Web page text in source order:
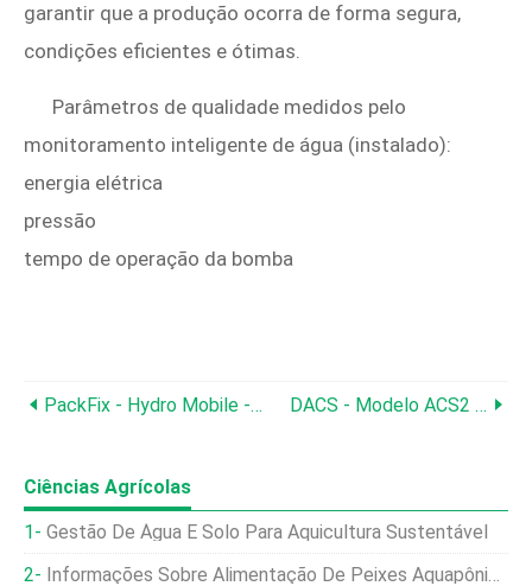
garantir que a produção ocorra de forma segura,
condições eficientes e ótimas.
Parâmetros de qualidade medidos pelo
monitoramento inteligente de água (instalado):
energia elétrica
pressão
tempo de operação da bomba
PackFix - Hydro Mobile - Saco De Lenha DACS - Modelo ACS2 - Controlador De Clima Flexível
Ciências Agrícolas
Gestão De Água E Solo Para Aquicultura Sustentável
Informações Sobre Alimentação De Peixes Aquapônicos Para Iniciantes